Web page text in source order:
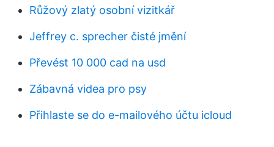
Růžový zlatý osobní vizitkář
Jeffrey c. sprecher čisté jmění
Převést 10 000 cad na usd
Zábavná videa pro psy
Přihlaste se do e-mailového účtu icloud